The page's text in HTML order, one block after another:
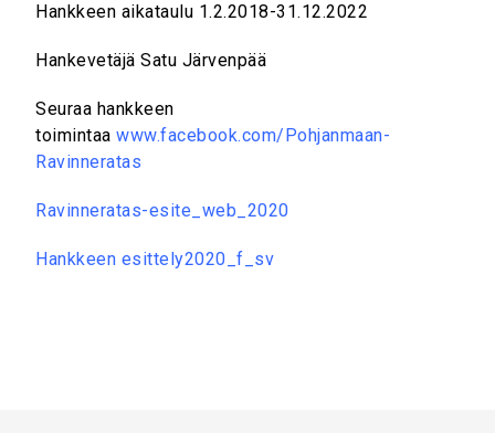
Hankkeen aikataulu 1.2.2018-31.12.2022
Hankevetäjä Satu Järvenpää
Seuraa hankkeen
toimintaawww.facebook.com/Pohjanmaan-
Ravinneratas
Ravinneratas-esite_web_2020
Hankkeen esittely2020_f_sv